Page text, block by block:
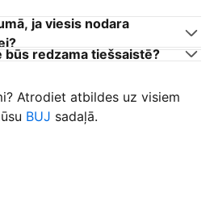
ja viesis nodara
būs redzama tiešsaistē?
Atrodiet atbildes uz visiem
BUJ sadaļā.